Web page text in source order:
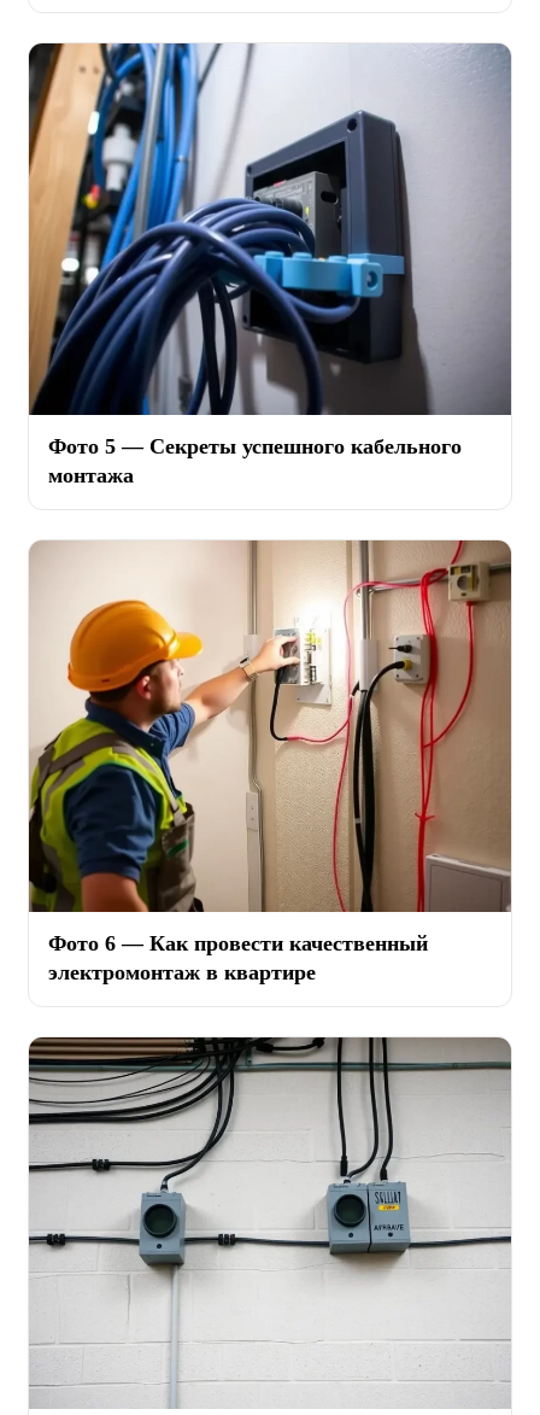
Фото 5 — Секреты успешного кабельного
монтажа
Фото 6 — Как провести качественный
электромонтаж в квартире